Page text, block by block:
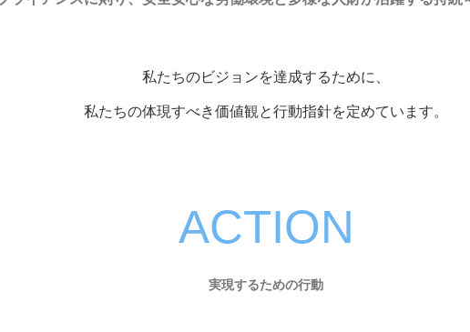
私たちのビジョンを達成するために、
私たちの体現すべき価値観と行動指針を定めています。
ACTION
実現するための行動